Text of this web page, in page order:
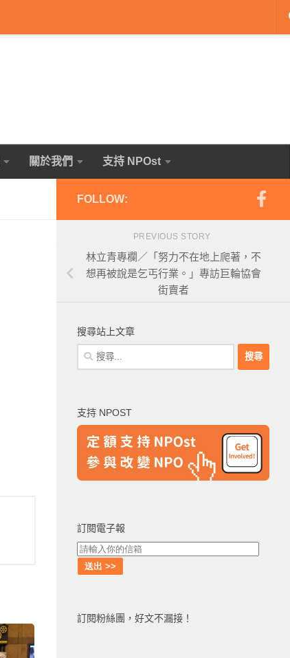
關於我們 支持 NPOst
FOLLOW:
PREVIOUS STORY
林立青專欄／「努力不在地上爬著，不
想再被說是乞丐行業。」專訪巨輪協會
街賣者
搜尋站上文章
搜
尋
字:
支持 NPOST
訂閱電子報
訂閱粉絲團，好文不漏接！